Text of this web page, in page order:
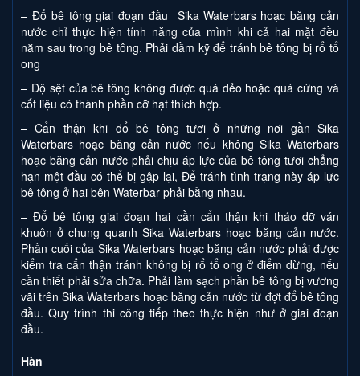
– Đổ bê tông giai đoạn đầu Sika Waterbars hoạc băng cản
nước chỉ thực hiện tính năng của mình khi cả hai mặt đều
nằm sau trong bê tông. Phải dầm kỹ để tránh bê tông bị rổ tổ
ong
– Độ sệt của bê tông không được quá dẻo hoặc quá cứng và
cốt liệu có thành phần cỡ hạt thích hợp.
– Cẩn thận khi đổ bê tông tươi ở những nơi gần Sika
Waterbars hoạc băng cản nước nếu không Sika Waterbars
hoạc băng cản nước phải chịu áp lực của bê tông tươi chẳng
hạn một đầu có thể bị gập lại, Để tránh tình trạng này áp lực
bê tông ở hai bên Waterbar phải bằng nhau.
– Đổ bê tông giai đoạn hai cần cẩn thận khi tháo dỡ ván
khuôn ở chung quanh Sika Waterbars hoạc băng cản nước.
Phần cuối của Sika Waterbars hoạc băng cản nước phải được
kiểm tra cẩn thận tránh không bị rổ tổ ong ở điểm dừng, nếu
cần thiết phải sửa chữa. Phải làm sạch phần bê tông bị vương
vãi trên Sika Waterbars hoạc băng cản nước từ đợt đổ bê tông
đầu. Quy trình thi công tiếp theo thực hiện như ở giai đoạn
đầu.
Hàn